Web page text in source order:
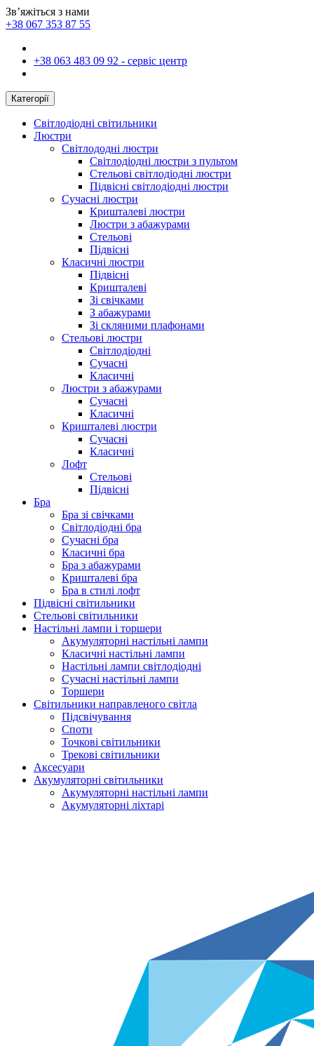
Зв’яжіться з нами
+38 067 353 87 55
+38 063 483 09 92 - сервіс центр
Категорії
Світлодіодні світильники
Люстри
Світлододні люстри
Світлодіодні люстри з пультом
Стельові світлодіодні люстри
Підвісні світлодіодні люстри
Сучасні люстри
Кришталеві люстри
Люстри з абажурами
Стельові
Підвісні
Класичні люстри
Підвісні
Кришталеві
Зі свічками
З абажурами
Зі скляними плафонами
Стельові люстри
Світлодіодні
Сучасні
Класичні
Люстри з абажурами
Сучасні
Класичні
Кришталеві люстри
Сучасні
Класичні
Лофт
Стельові
Підвісні
Бра
Бра зі свічками
Світлодіодні бра
Сучасні бра
Класичні бра
Бра з абажурами
Кришталеві бра
Бра в стилі лофт
Підвісні світильники
Стельові світильники
Настільні лампи і торшери
Акумуляторні настільні лампи
Класичні настільні лампи
Настільні лампи світлодіодні
Сучасні настільні лампи
Торшери
Світильники направленого світла
Підсвічування
Споти
Точкові світильники
Трекові світильники
Аксесуари
Акумуляторні світильники
Акумуляторні настільні лампи
Акумуляторні ліхтарі